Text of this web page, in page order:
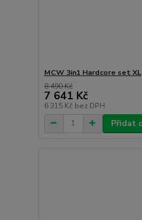
MCW 3in1 Hardcore set XL
8 490 Kč
7 641 Kč
6 315 Kč bez DPH
Přidat